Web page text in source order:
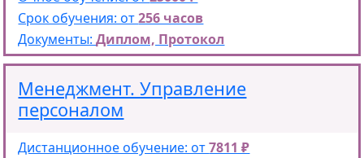
Срок обучения: от256 часов
Документы:Диплом, Протокол
Менеджмент. Управление
персоналом
Дистанционное обучение: от7811 ₽